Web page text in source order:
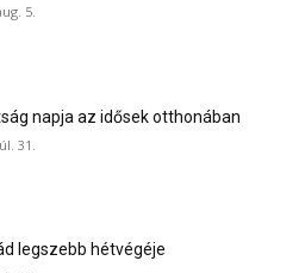
5.
napja az idősek otthonában
31.
legszebb hétvégéje